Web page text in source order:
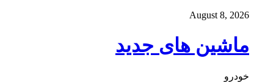
August 8, 2026
ماشین های جدید
خودرو